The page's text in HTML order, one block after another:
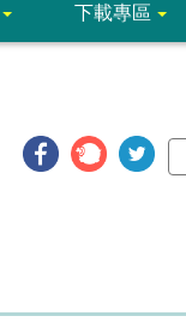
下載專區